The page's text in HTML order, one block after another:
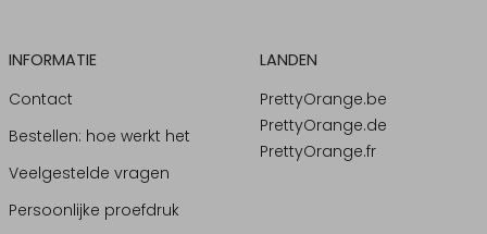
INFORMATIE
Contact
Bestellen: hoe werkt het
Veelgestelde vragen
Persoonlijke proefdruk
LANDEN
PrettyOrange.be
PrettyOrange.de
PrettyOrange.fr